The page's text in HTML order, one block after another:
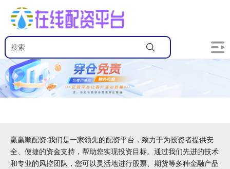
赢赢顺配资:我们是一家领先的配资平台，致力于为投资者提供安
全、便捷的资金支持，帮助您实现投资目标。通过我们先进的技术
和专业的风控团队，您可以灵活地进行股票、期货等多种金融产品